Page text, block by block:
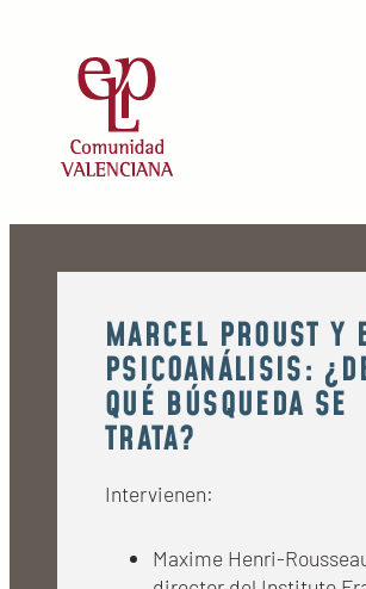
MARCEL PROUST Y
PSICOANÁLISIS:
QUÉ BÚSQUEDA SE
TRATA?
Intervienen:
Maxime Henri-